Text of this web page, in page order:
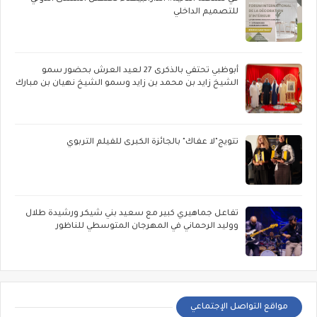
للتصميم الداخلي
أبوظبي تحتفي بالذكرى 27 لعيد العرش بحضور سمو
الشيخ زايد بن محمد بن زايد وسمو الشيخ نهيان بن مبارك
تتويج"لا عفاك" بالجائزة الكبرى للفيلم التربوي
تفاعل جماهيري كبير مع سعيد بني شيكر ورشيدة طلال
ووليد الرحماني في المهرجان المتوسطي للناظور
مواقع التواصل الإجتماعي